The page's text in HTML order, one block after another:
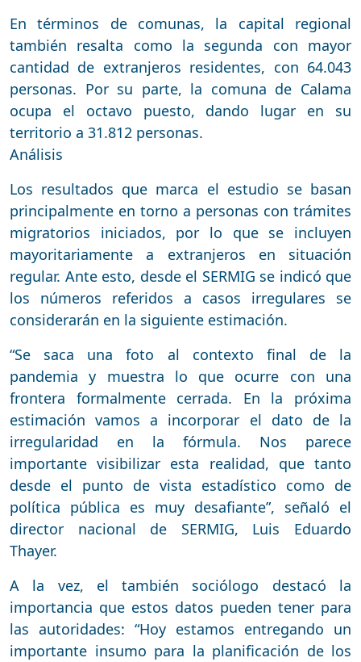
En términos de comunas, la capital regional
también resalta como la segunda con mayor
cantidad de extranjeros residentes, con 64.043
personas. Por su parte, la comuna de Calama
ocupa el octavo puesto, dando lugar en su
territorio a 31.812 personas.
Análisis
Los resultados que marca el estudio se basan
principalmente en torno a personas con trámites
migratorios iniciados, por lo que se incluyen
mayoritariamente a extranjeros en situación
regular. Ante esto, desde el SERMIG se indicó que
los números referidos a casos irregulares se
considerarán en la siguiente estimación.
“Se saca una foto al contexto final de la
pandemia y muestra lo que ocurre con una
frontera formalmente cerrada. En la próxima
estimación vamos a incorporar el dato de la
irregularidad en la fórmula. Nos parece
importante visibilizar esta realidad, que tanto
desde el punto de vista estadístico como de
política pública es muy desafiante”, señaló el
director nacional de SERMIG, Luis Eduardo
Thayer.
A la vez, el también sociólogo destacó la
importancia que estos datos pueden tener para
las autoridades: “Hoy estamos entregando un
importante insumo para la planificación de los